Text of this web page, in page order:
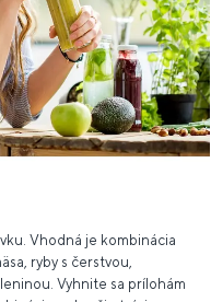
Vhodná je kombinácia
ryby s čerstvou,
Vyhnite sa prílohám